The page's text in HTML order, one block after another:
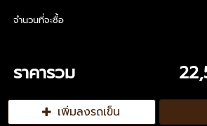
จำนวนที่จะซื้อ
ราคารวม
เพิ่มลงรถเข็น